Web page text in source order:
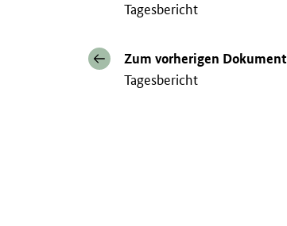
Tagesbericht
Zum vorherigen Dokument
Tagesbericht